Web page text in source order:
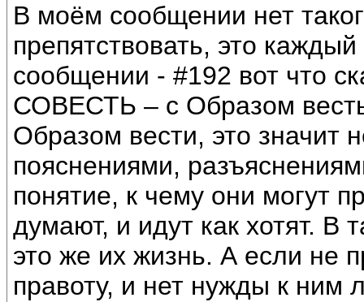
В моём сообщении нет
препятствовать, это
сообщении - #192 вот что
СОВЕСТЬ – с Образом
Образом вести, это значит
пояснениями,
понятие, к чему они могут
думают, и идут как хотят. В
это же их жизнь. А если не
правоту, и нет нужды к ним